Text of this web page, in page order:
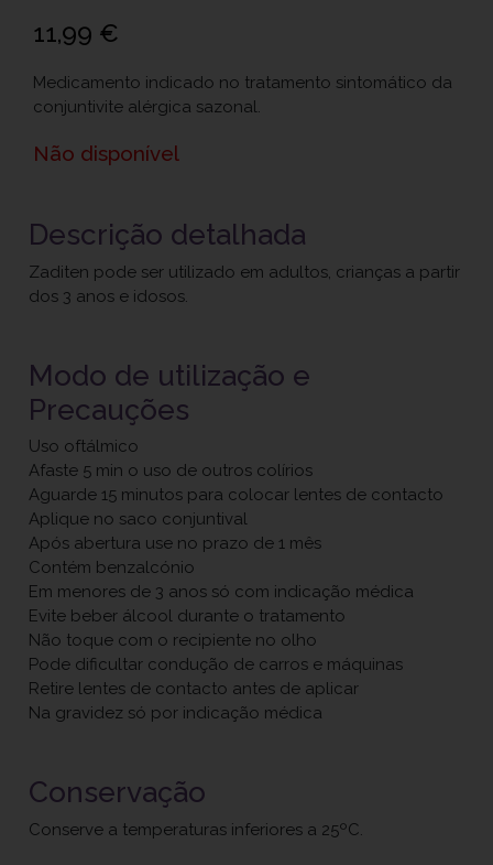
11,99 €
Medicamento indicado no tratamento sintomático da
conjuntivite alérgica sazonal.
Não disponível
Descrição detalhada
Zaditen pode ser utilizado em adultos, crianças a partir
dos 3 anos e idosos.
Modo de utilização e
Precauções
Uso oftálmico
Afaste 5 min o uso de outros colírios
Aguarde 15 minutos para colocar lentes de contacto
Aplique no saco conjuntival
Após abertura use no prazo de 1 mês
Contém benzalcónio
Em menores de 3 anos só com indicação médica
Evite beber álcool durante o tratamento
Não toque com o recipiente no olho
Pode dificultar condução de carros e máquinas
Retire lentes de contacto antes de aplicar
Na gravidez só por indicação médica
Conservação
Conserve a temperaturas inferiores a 25ºC.